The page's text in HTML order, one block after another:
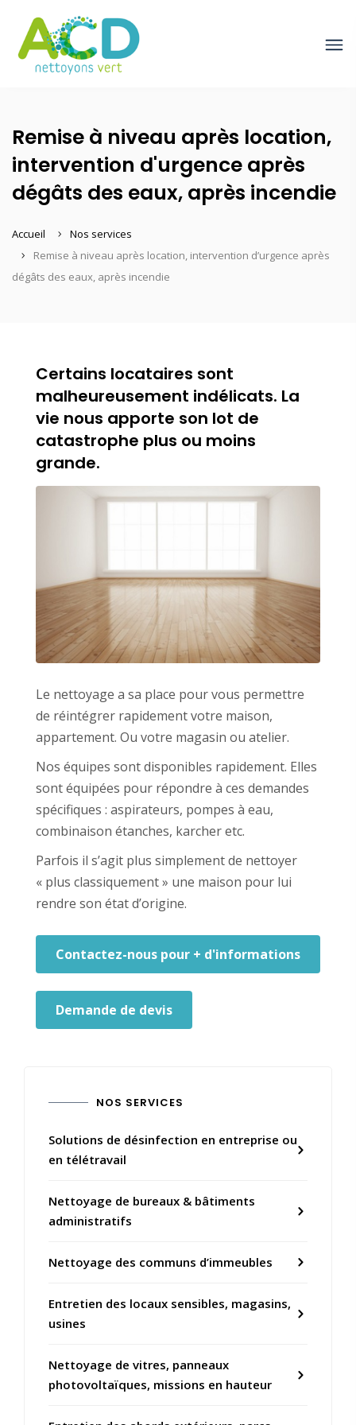
Remise à niveau après location,
intervention d'urgence après
dégâts des eaux, après incendie
Accueil
Nos services
Remise à niveau après location, intervention d’urgence après
dégâts des eaux, après incendie
Certains locataires sont
malheureusement indélicats. La
vie nous apporte son lot de
catastrophe plus ou moins
grande.
Le nettoyage a sa place pour vous permettre
de réintégrer rapidement votre maison,
appartement. Ou votre magasin ou atelier.
Nos équipes sont disponibles rapidement. Elles
sont équipées pour répondre à ces demandes
spécifiques : aspirateurs, pompes à eau,
combinaison étanches, karcher etc.
Parfois il s’agit plus simplement de nettoyer
« plus classiquement » une maison pour lui
rendre son état d’origine.
Contactez-nous pour + d'informations
Demande de devis
NOS SERVICES
Solutions de désinfection en entreprise ou
en télétravail
Nettoyage de bureaux & bâtiments
administratifs
Nettoyage des communs d’immeubles
Entretien des locaux sensibles, magasins,
usines
Nettoyage de vitres, panneaux
photovoltaïques, missions en hauteur